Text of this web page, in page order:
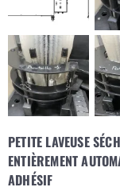
PETITE LAVEUSE
ENTIÈREMENT
ADHÉSIF